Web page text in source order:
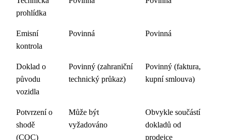
prohlídka
Emisní
kontrola
Povinná Povinná
Doklad o
původu
vozidla
Povinný (zahraniční
technický průkaz)
Povinný (faktura,
kupní smlouva)
Potvrzení o
shodě
(COC)
Může být
vyžadováno
Obvykle součástí
dokladů od
prodejce